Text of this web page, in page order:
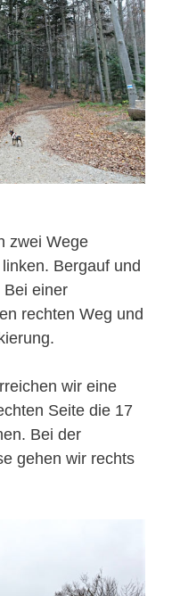
zwei Wege
Bergauf und
Bei einer
rechten Weg und
wir eine
Seite die 17
Bei der
gehen wir rechts